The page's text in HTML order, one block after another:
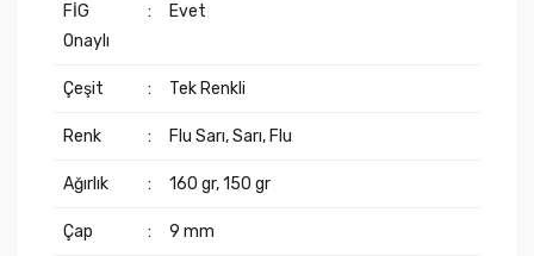
FİG
Onaylı
: Evet
Çeşit : Tek Renkli
Renk : Flu Sarı, Sarı, Flu
Ağırlık : 160 gr, 150 gr
Çap : 9 mm